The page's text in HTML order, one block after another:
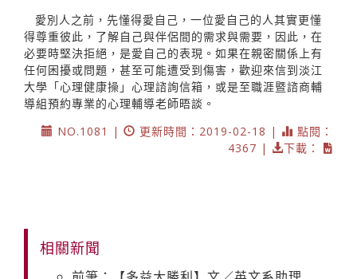
愛別人之前，先懂得愛自己，一位愛自己的人其實更懂
得尊重彼此，了解自己與伴侶間的需求與需要，因此，在
必要時堅決拒絕，是愛自己的表現。如果在親密關係上有
任何困擾或問題，甚至可能遭受到傷害，歡迎來信到淡江
大學「心理健康操」心理諮詢信箱，或是至職涯暨諮商輔
導組預約專業的心理輔導老師晤談。
NO.1081 |
更新時間：2019-02-18 |
點閱：
4367 |
下載：
相關新聞